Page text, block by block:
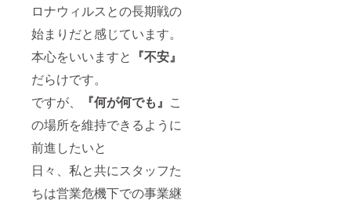
ロナウィルスとの長期戦の
始まりだと感じています。
本心をいいますと 『不安』
だらけです。
ですが、
『何が何でも』 こ
の場所を維持できるように
前進したいと
日々、私と共にスタッフた
ちは営業危機下での事業継